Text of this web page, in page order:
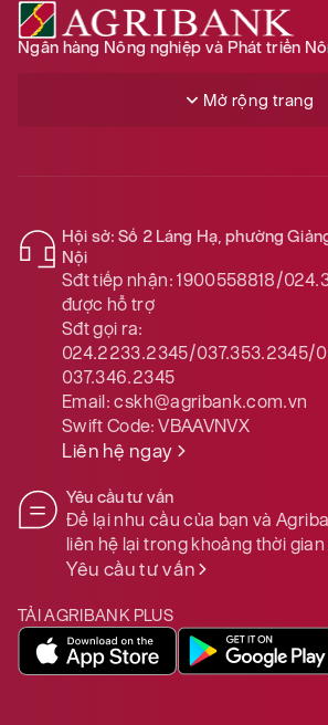
Ngân hàng Nông nghiệp và Phát triển
Mở rộng trang
Hội sở: Số 2 Láng Hạ, phường
Nội
Sđt tiếp nhận: 1900558818/
được hỗ trợ
Sđt gọi ra:
024.2233.2345/037.353.2345/
037.346.2345
Email:cskh@agribank.com.vn
Swift Code:VBAAVNVX
Liên hệ ngay
Yêu cầu tư vấn
Để lại nhu cầu của bạn và
liên hệ lại trong khoảng thời
Yêu cầu tư vấn
TẢI AGRIBANK PLUS